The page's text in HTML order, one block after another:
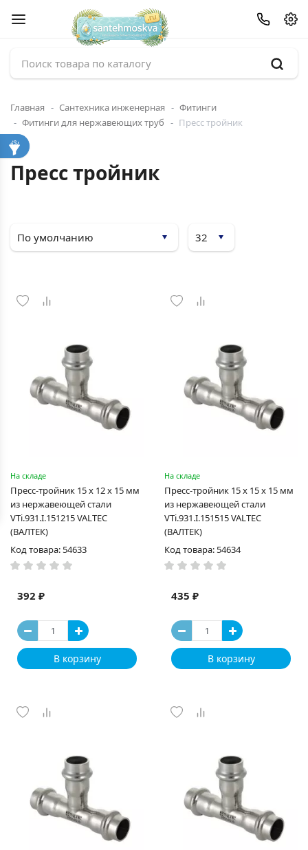
Главная Сантехника инженерная
Фитинги
Фитинги для нержавеющих труб
Пресс тройник
Пресс тройник
На складе
Пресс-тройник 15 х 12 х 15 мм
из нержавеющей стали
VTi.931.I.151215 VALTEC
(ВАЛТЕК)
Код товара: 54633
392 ₽
В корзину
На складе
Пресс-тройник 15 х 15 х 15 мм
из нержавеющей стали
VTi.931.I.151515 VALTEC
(ВАЛТЕК)
Код товара: 54634
435 ₽
В корзину